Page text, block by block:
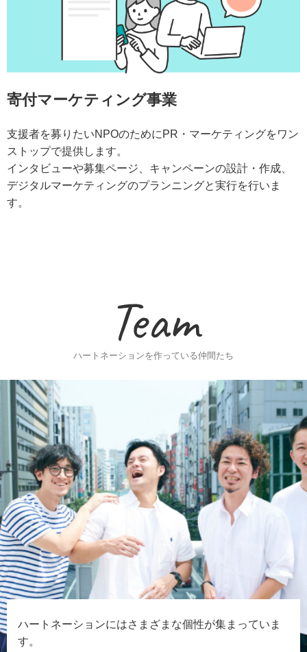
寄付マーケティング事業
支援者を募りたいNPOのためにPR・マーケティングをワン
ストップで提供します。
インタビューや募集ページ、キャンペーンの設計・作成、
デジタルマーケティングのプランニングと実行を行いま
す。
Team
ハートネーションを作っている仲間たち
ハートネーションにはさまざまな個性が集まっていま
す。